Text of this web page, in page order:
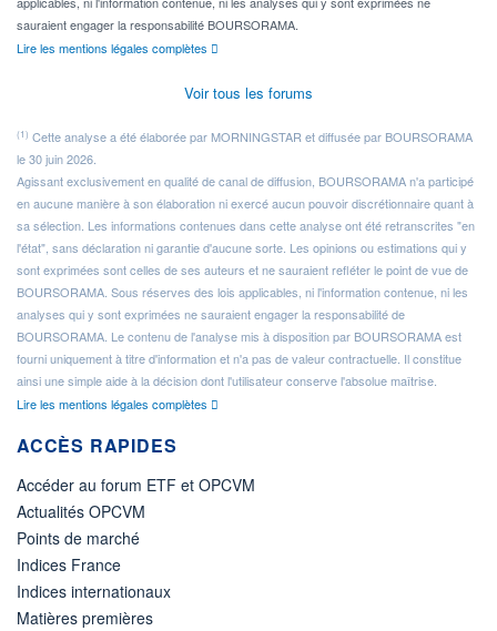
sauraient engager la responsabilité BOURSORAMA.
Lire les mentions légales complètes
Voir tous les forums
(1) Cette analyse a été élaborée par MORNINGSTAR et diffusée par BOURSORAMA
le 30 juin 2026.
Agissant exclusivement en qualité de canal de diffusion, BOURSORAMA n'a participé
en aucune manière à son élaboration ni exercé aucun pouvoir discrétionnaire quant à
sa sélection. Les informations contenues dans cette analyse ont été retranscrites "en
l'état", sans déclaration ni garantie d'aucune sorte. Les opinions ou estimations qui y
sont exprimées sont celles de ses auteurs et ne sauraient refléter le point de vue de
BOURSORAMA. Sous réserves des lois applicables, ni l'information contenue, ni les
analyses qui y sont exprimées ne sauraient engager la responsabilité de
BOURSORAMA. Le contenu de l'analyse mis à disposition par BOURSORAMA est
fourni uniquement à titre d'information et n'a pas de valeur contractuelle. Il constitue
ainsi une simple aide à la décision dont l'utilisateur conserve l'absolue maîtrise.
Lire les mentions légales complètes
ACCÈS RAPIDES
Accéder au forum ETF et OPCVM
Actualités OPCVM
Points de marché
Indices France
Indices internationaux
Matières premières